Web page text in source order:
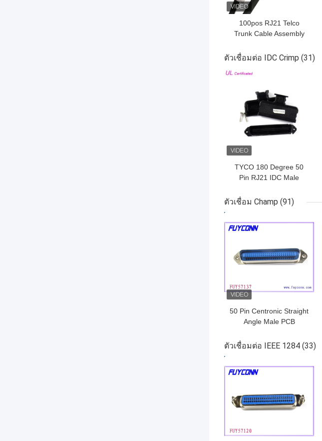
100pos RJ21 Telco
Trunk Cable Assembly
2pcs
ตัวเชื่อมต่อ IDC Crimp (31)
TYCO 180 Degree 50
Pin RJ21 IDC Male
Centronic Connector
ราคาถูกที่สุด
ตัวเชื่อม Champ (91)
50 Pin Centronic Straight
Angle Male PCB
Connector ROHS
ตัวเชื่อมต่อ IEEE 1284 (33)